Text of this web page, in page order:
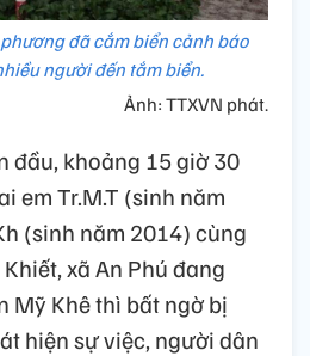
đã cắm biển cảnh báo
người đến tắm biển.
Ảnh: TTXVN phát.
đầu, khoảng 15 giờ 30
em Tr.M.T (sinh năm
(sinh năm 2014) cùng
xã An Phú đang
Mỹ Khê thì bất ngờ bị
hiện sự việc, người dân